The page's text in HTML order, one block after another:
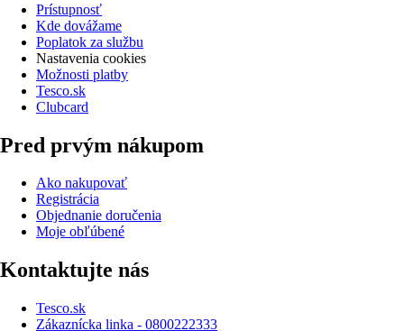
Prístupnosť
Kde dovážame
Poplatok za službu
Nastavenia cookies
Možnosti platby
Tesco.sk
Clubcard
Pred prvým nákupom
Ako nakupovať
Registrácia
Objednanie doručenia
Moje obľúbené
Kontaktujte nás
Tesco.sk
Zákaznícka linka - 0800222333